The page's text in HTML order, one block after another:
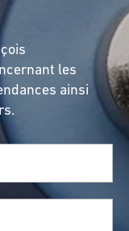
les
ainsi